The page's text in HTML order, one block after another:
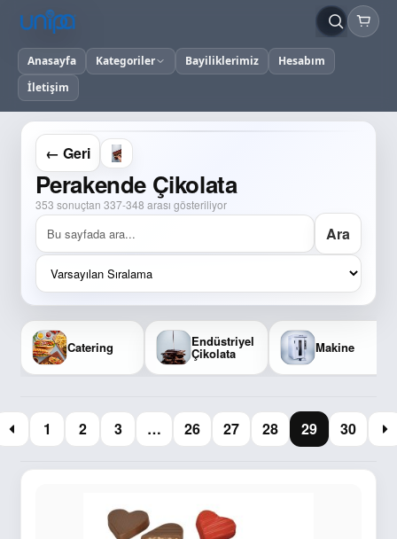
Anasayfa Kategoriler Bayiliklerimiz
Hesabım
İletişim
← Geri
Perakende Çikolata
353 sonuçtan 337-348 arası gösteriliyor
Ara
Catering Endüstriyel
Çikolata Makine
1 2 3 … 26 27 28 29 30